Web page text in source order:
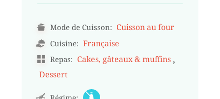
Mode de Cuisson: Cuisson au four
Cuisine: Française
Repas: Cakes, gâteaux & muffins ,
Dessert